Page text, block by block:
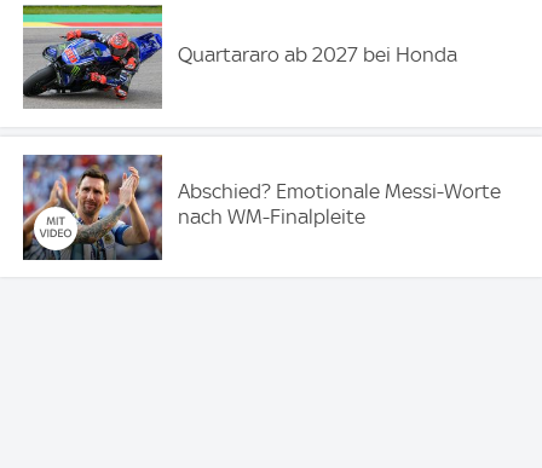
Quartararo ab 2027 bei Honda
Abschied? Emotionale Messi-Worte
nach WM-Finalpleite